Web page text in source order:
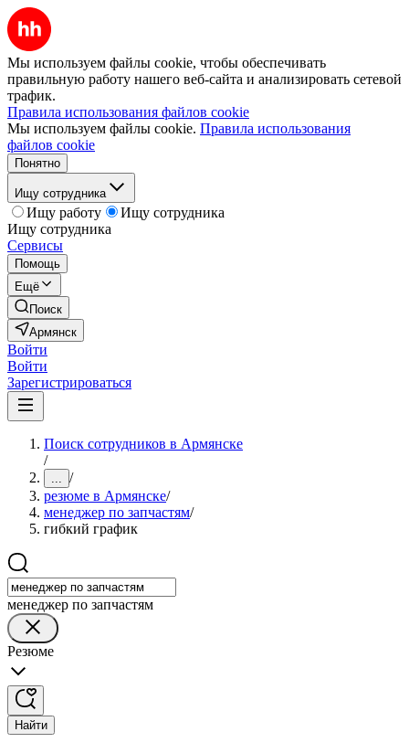
Мы используем файлы cookie, чтобы обеспечивать
правильную работу нашего веб-сайта и анализировать сетевой
трафик.
Правила использования файлов cookie
Мы используем файлы cookie. Правила использования
файлов cookie
Понятно
Ищу сотрудника
Ищу работу
Ищу сотрудника
Ищу сотрудника
Сервисы
Помощь
Ещё
Поиск
Армянск
Войти
Войти
Зарегистрироваться
Поиск сотрудников в Армянске
/
... /
резюме в Армянске/
менеджер по запчастям/
гибкий график
менеджер по запчастям
Резюме
Найти